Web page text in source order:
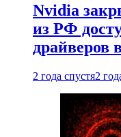
Nvidia
из РФ
драйверов
2 года спустя2